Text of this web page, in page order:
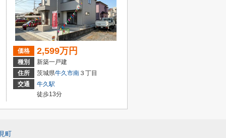
価格 2,599万円
種別
新築一戸建
住所
茨城県牛久市南 ３丁目
交通
牛久駅
徒歩13分
町